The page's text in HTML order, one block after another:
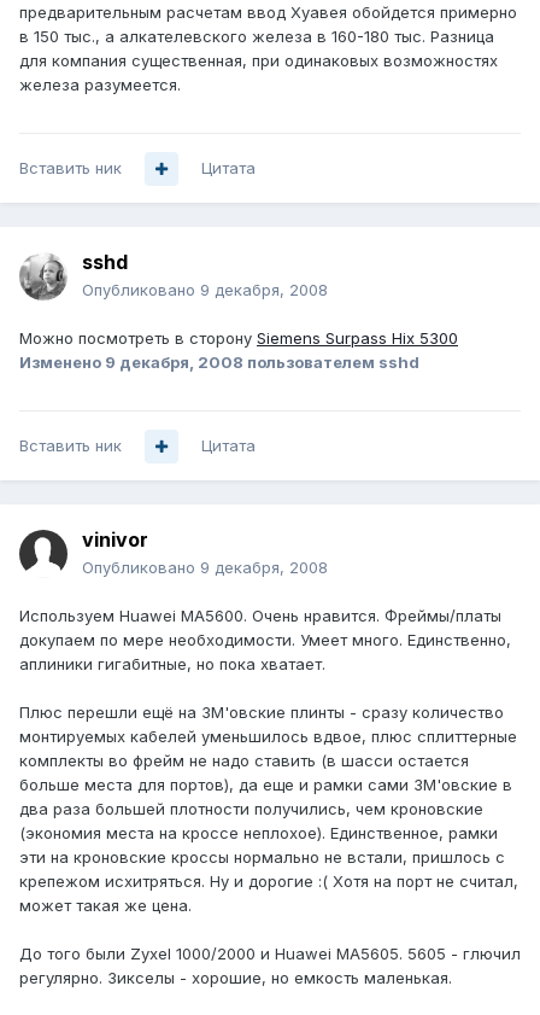
предварительным расчетам ввод Хуавея обойдется примерно
в 150 тыс., а алкателевского железа в 160-180 тыс. Разница
для компания существенная, при одинаковых возможностях
железа разумеется.
Вставить ник Цитата
sshd
Опубликовано 9 декабря, 2008
Можно посмотреть в сторону Siemens Surpass Hix 5300
Изменено 9 декабря, 2008 пользователем sshd
Вставить ник Цитата
vinivor
Опубликовано 9 декабря, 2008
Используем Huawei MA5600. Очень нравится. Фреймы/платы
докупаем по мере необходимости. Умеет много. Единственно,
аплиники гигабитные, но пока хватает.
Плюс перешли ещё на 3M'овские плинты - сразу количество
монтируемых кабелей уменьшилось вдвое, плюс сплиттерные
комплекты во фрейм не надо ставить (в шасси остается
больше места для портов), да еще и рамки сами 3M'овские в
два раза большей плотности получились, чем кроновские
(экономия места на кроссе неплохое). Единственное, рамки
эти на кроновские кроссы нормально не встали, пришлось с
крепежом исхитряться. Ну и дорогие :( Хотя на порт не считал,
может такая же цена.
До того были Zyxel 1000/2000 и Huawei MA5605. 5605 - глючил
регулярно. Зикселы - хорошие, но емкость маленькая.